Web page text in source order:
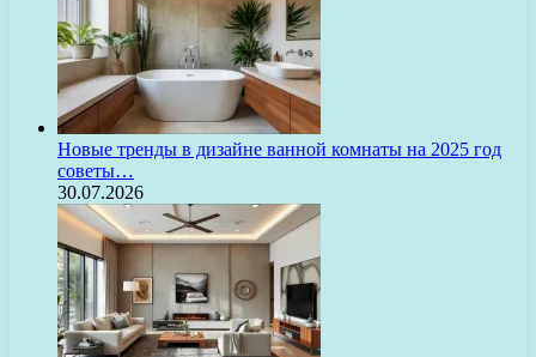
Новые тренды в дизайне ванной комнаты на 2025 год
советы…
30.07.2026